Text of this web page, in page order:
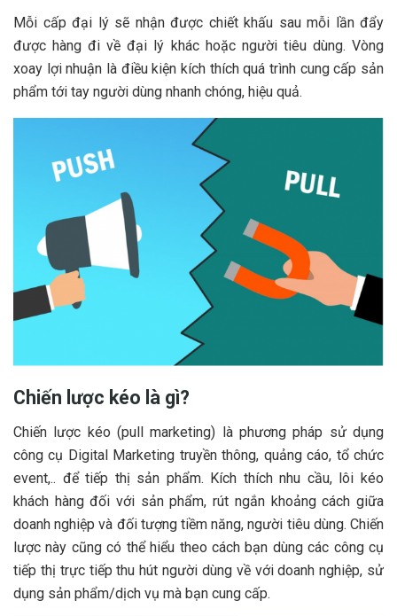
Mỗi cấp đại lý sẽ nhận được chiết khấu sau mỗi lần đẩy
được hàng đi về đại lý khác hoặc người tiêu dùng. Vòng
xoay lợi nhuận là điều kiện kích thích quá trình cung cấp sản
phẩm tới tay người dùng nhanh chóng, hiệu quả.
Chiến lược kéo là gì?
Chiến lược kéo (pull marketing) là phương pháp sử dụng
công cụ Digital Marketing truyền thông, quảng cáo, tổ chức
event,.. để tiếp thị sản phẩm. Kích thích nhu cầu, lôi kéo
khách hàng đối với sản phẩm, rút ngắn khoảng cách giữa
doanh nghiệp và đối tượng tiềm năng, người tiêu dùng. Chiến
lược này cũng có thể hiểu theo cách bạn dùng các công cụ
tiếp thị trực tiếp thu hút người dùng về với doanh nghiệp, sử
dụng sản phẩm/dịch vụ mà bạn cung cấp.